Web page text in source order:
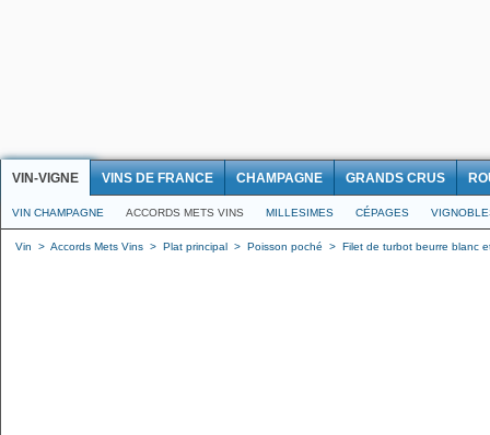
VIN-VIGNE VINS DE FRANCE CHAMPAGNE GRANDS CRUS
VIN CHAMPAGNE ACCORDS METS VINS MILLESIMES CÉPAGES
Vin > Accords Mets Vins > Plat principal > Poisson poché > Filet de turbot beurre blanc